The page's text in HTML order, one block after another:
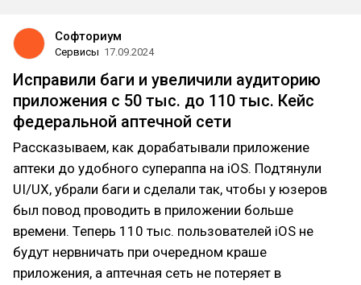
Софториум
Сервисы 17.09.2024
Исправили баги и увеличили аудиторию
приложения с 50 тыс. до 110 тыс. Кейс
федеральной аптечной сети
Рассказываем, как дорабатывали приложение
аптеки до удобного супераппа на iOS. Подтянули
UI/UX, убрали баги и сделали так, чтобы у юзеров
был повод проводить в приложении больше
времени. Теперь 110 тыс. пользователей iOS не
будут нервничать при очередном краше
приложения, а аптечная сеть не потеряет в